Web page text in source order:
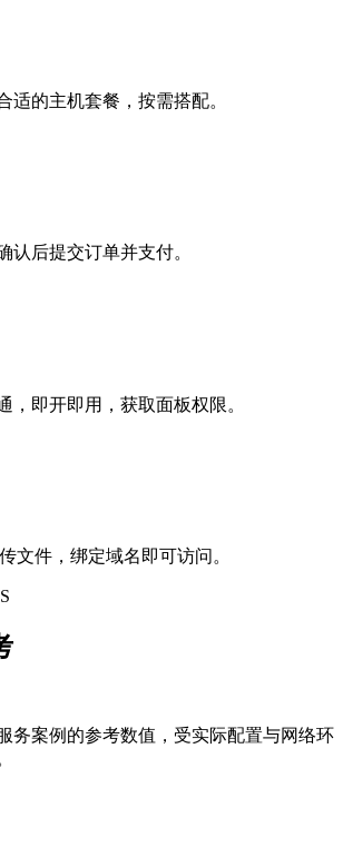
适的主机套餐，按需搭配。
认后提交订单并支付。
，即开即用，获取面板权限。
文件，绑定域名即可访问。
务案例的参考数值，受实际配置与网络环